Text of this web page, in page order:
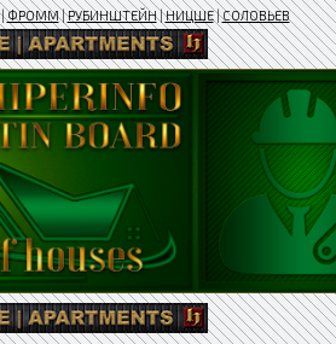
ФРОММ|РУБИНШТЕЙН|НИЦШЕ|СОЛОВЬЕВ